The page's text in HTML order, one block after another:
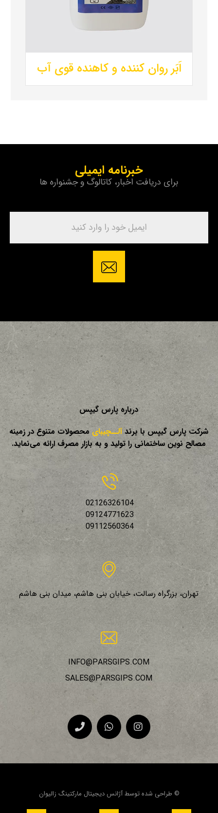
اَبَر روان کننده و کاهنده قوی آب
خبرنامه ایمیلی
برای دریافت اخبار، کاتالوگ و جشنواره ها
درباره پارس گیپس
شرکت پارس گیپس با برندآلــچیبایمحصولات متنوع در زمینه
مصالح نوین ساختمانی را توليد و به بازار مصرف ارائه می‌نماید.
02126326104
09124771623
09112560364
تهران، بزرگراه رسالت، خیابان بنی هاشم، میدان بنی هاشم
INFO@PARSGIPS.COM
SALES@PARSGIPS.COM
© طراحی شده توسط آژانس دیجیتال مارکتینگ زالیوان